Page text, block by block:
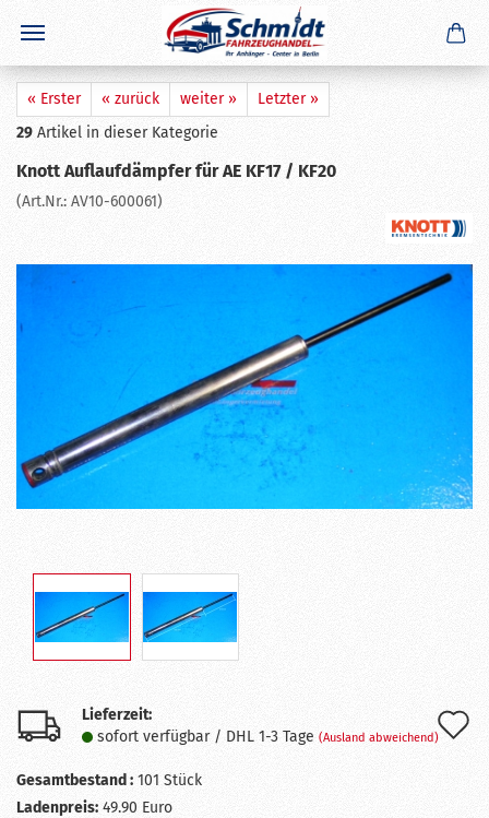
« Erster « zurück weiter »
Letzter »
29 Artikel in dieser Kategorie
Knott Auflaufdämpfer für AE KF17 / KF20
(Art.Nr.: AV10-600061)
Lieferzeit:
sofort verfügbar / DHL 1-3 Tage (Ausland abweichend)
Gesamtbestand : 101 Stück
Ladenpreis: 49.90 Euro
×
GERADE GEKAUFT
Aue-Bad SchlemahatRücklichtkappe für NVA
Rücklicht links o. rechtsgekauft